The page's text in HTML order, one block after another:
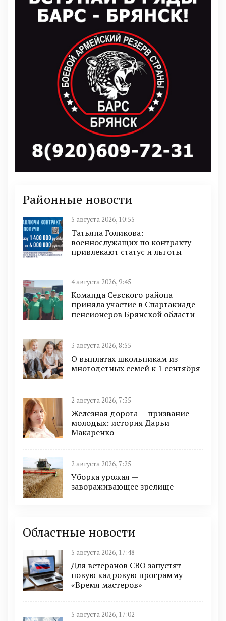
Районные новости
5 августа 2026, 10:55
Татьяна Голикова:
военнослужащих по контракту
привлекают статус и льготы
4 августа 2026, 9:45
Команда Севского района
приняла участие в Спартакиаде
пенсионеров Брянской области
3 августа 2026, 8:55
О выплатах школьникам из
многодетных семей к 1 сентября
2 августа 2026, 7:35
Железная дорога — призвание
молодых: история Дарьи
Макаренко
2 августа 2026, 7:25
Уборка урожая —
завораживающее зрелище
Областные новости
5 августа 2026, 17:48
Для ветеранов СВО запустят
новую кадровую программу
«Время мастеров»
5 августа 2026, 17:02